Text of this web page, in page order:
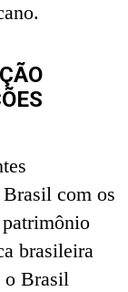
com os
brasileira
o Brasil